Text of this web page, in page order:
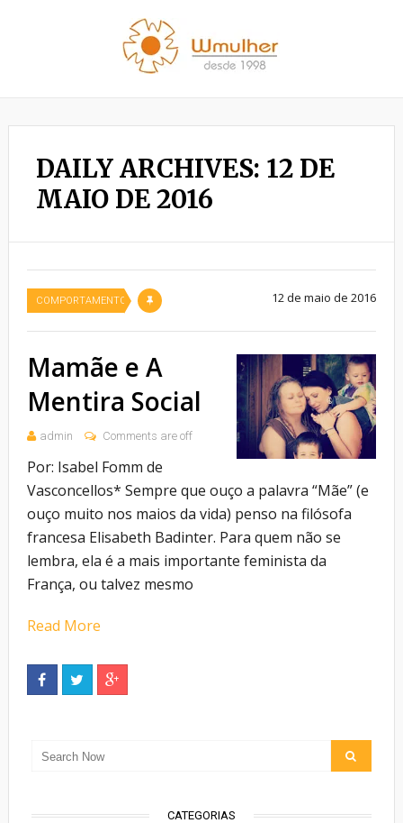
DAILY ARCHIVES: 12 DE
MAIO DE 2016
COMPORTAMENTO 12 de maio de 2016
Mamãe e A
Mentira Social
admin Comments are off
Por: Isabel Fomm de
Vasconcellos* Sempre que ouço a palavra “Mãe” (e
ouço muito nos maios da vida) penso na filósofa
francesa Elisabeth Badinter. Para quem não se
lembra, ela é a mais importante feminista da
França, ou talvez mesmo
Read More
CATEGORIAS